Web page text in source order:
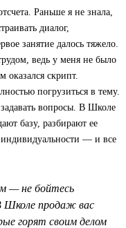
Раньше я не знала,
диалог,
занятие далось тяжело.
ведь у меня не было
скрипт.
погрузиться в тему.
вопросы. В Школе
базу, разбирают ее
— и все
— не бойтесь
Школе продаж вас
горят своим делом